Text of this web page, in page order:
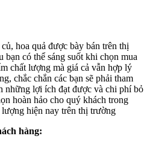
hoa quả được bày bán trên thị
có thể sáng suốt khi chọn mua
chất lượng mà giá cả vẫn hợp lý
chắc chắn các bạn sẽ phải tham
những lợi ích đạt được và chi phí bỏ
hoàn hảo cho quý khách trong
hiện nay trên thị trường
hàng: